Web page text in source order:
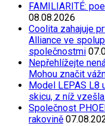
FAMILIARITÉ:
08.08.2026
Coolita zahajuje
Alliance ve
společnostmi
Nepřehlížejte
Mohou značit
Model LEPAS L8
skicu, z níž
Společnost
rakovině